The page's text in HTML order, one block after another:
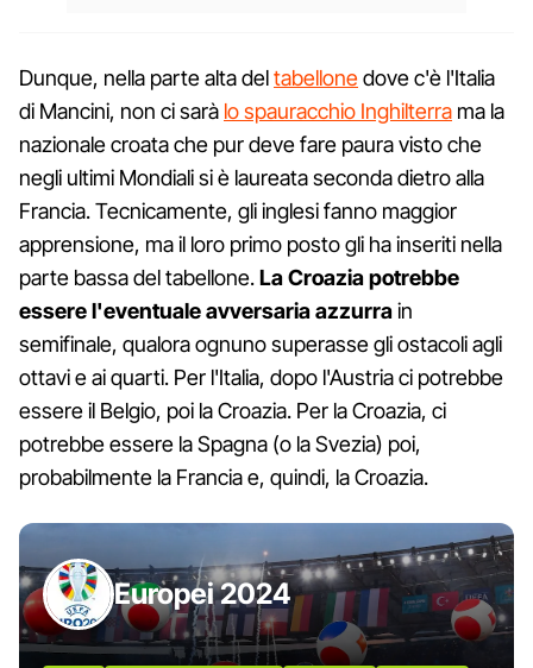
Dunque, nella parte alta deltabellonedove c'è l'Italia
di Mancini, non ci sarà lo spauracchio Inghilterra ma la
nazionale croata che pur deve fare paura visto che
negli ultimi Mondiali si è laureata seconda dietro alla
Francia. Tecnicamente, gli inglesi fanno maggior
apprensione, ma il loro primo posto gli ha inseriti nella
parte bassa del tabellone.La Croazia potrebbe
essere l'eventuale avversaria azzurrain
semifinale, qualora ognuno superasse gli ostacoli agli
ottavi e ai quarti. Per l'Italia, dopo l'Austria ci potrebbe
essere il Belgio, poi la Croazia. Per la Croazia, ci
potrebbe essere la Spagna (o la Svezia) poi,
probabilmente la Francia e, quindi, la Croazia.
Europei 2024